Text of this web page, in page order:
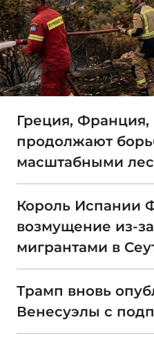
Греция,
продолжают
масштабными
Король Испании
возмущение из-
мигрантами в
Трамп вновь
Венесуэлы с